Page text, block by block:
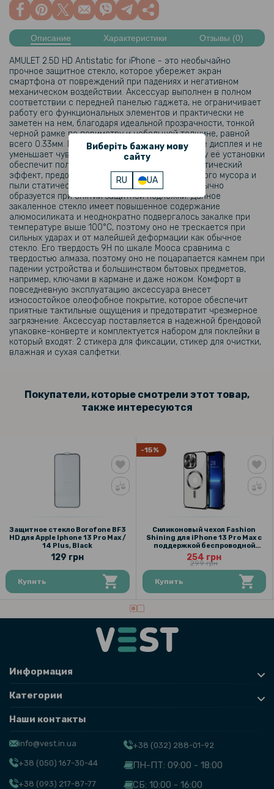
Виберіть бажану мову
сайту
RU UA
Описание Характеристики Отзывы (0)
AMULET 2.5D HD Antistatic for iPhone - это необычайно
прочное защитное стекло, которое убережет экран
смартфона от повреждений при падениях и негативном
механическом воздействии. Аксессуар выполнен в полном
соответствии с передней панелью гаджета, не ограничивает
работу его функциональных элементов и практически не
заметен на нем, благодаря идеальной прозрачности, тонкой
черной рамке по периметру и небольшой толщине, равной
всего 0.33мм. Модель не искажает изображение дисплея и не
уменьшает чувствительность сенсора. Простоту её установки
обеспечит полное клеевое покрытие и антистатический
эффект, предотвращающий притягивание мелкого мусора и
пыли статическим электричеством, которое обычно
образуется при снятии защитной подложки. Данное
закаленное стекло имеет повышенное содержание
алюмосиликата и неоднократно подвергалось закалке при
температуре выше 100°C, поэтому оно не трескается при
сильных ударах и от малейшей деформации как обычное
стекло. Его твердость 9H по шкале Мооса сравнима с
твердостью алмаза, поэтому оно не поцарапается камнем при
падении устройства и большинством бытовых предметов,
например, ключами в кармане и даже ножом. Комфорт в
повседневную эксплуатацию аксессуара внесет
износостойкое олеофобное покрытие, которое обеспечит
приятные тактильные ощущения и предотвратит чрезмерное
загрязнение. Аксессуар поставляется в надежной брендовой
упаковке-конверте и комплектуется набором для поклейки в
который входят: 2 стикера для фиксации, стикер для очистки,
влажная и сухая салфетки.
Покупатели, которые смотрели этот товар,
также интересуются
Защитное стекло Borofone BF3
HD для Apple Iphone 13 Pro Max /
14 Plus, Black
129 грн
Купить
-15%
Силиконовый чехол Fashion
Shining для iPhone 13 Pro Max с
поддержкой беспроводной
зарядки
254 грн
299 грн
Купить
Информация
Категории
Наши контакты
info@vest.in.ua
+38 (050) 167-30-44
+38 (093) 217-87-77
+38 (032) 288-01-92
ПН-ПТ: 09:00 - 18:00
СБ: 10:00 - 16:00